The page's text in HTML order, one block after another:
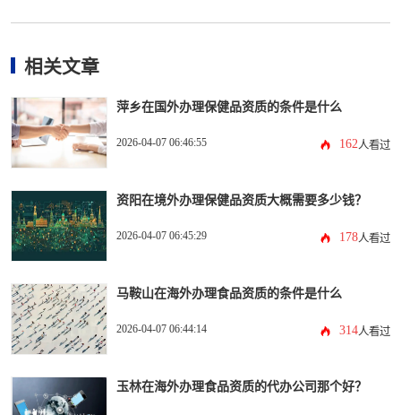
相关文章
萍乡在国外办理保健品资质的条件是什么
2026-04-07 06:46:55 162人看过
资阳在境外办理保健品资质大概需要多少钱？
2026-04-07 06:45:29 178人看过
马鞍山在海外办理食品资质的条件是什么
2026-04-07 06:44:14 314人看过
玉林在海外办理食品资质的代办公司那个好？